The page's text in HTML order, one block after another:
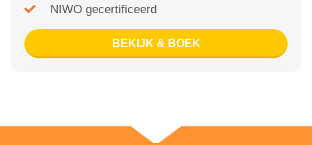
NIWO gecertificeerd
BEKIJK & BOEK